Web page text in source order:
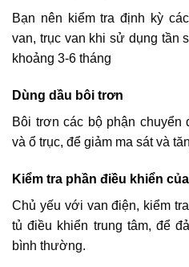
Bạn nên kiểm tra định kỳ
van, trục van khi sử dụng tần
khoảng 3-6 tháng
Dùng dầu bôi trơn
Bôi trơn các bộ phận chuyển
và ổ trục, để giảm ma sát và
Kiểm tra phần điều khiển
Chủ yếu với van điện, kiểm
tủ điều khiển trung tâm, để
bình thường.